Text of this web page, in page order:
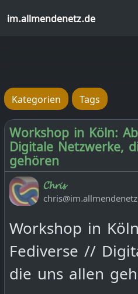
im.allmendenetz.de
Kategorien Tags
Workshop in Köln:
Digitale Netzwerke,
gehören
𝓒𝓱𝓻𝓲𝓼
Workshop in
Fediverse //
die uns allen